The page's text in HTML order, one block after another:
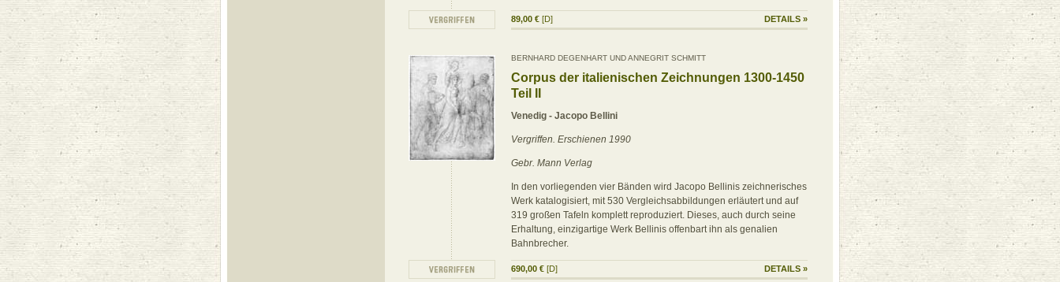
89,00 € [D] DETAILS »
BERNHARD DEGENHART UND ANNEGRIT SCHMITT
Corpus der italienischen Zeichnungen 1300-1450
Teil II
Venedig - Jacopo Bellini
Vergriffen. Erschienen 1990
Gebr. Mann Verlag
In den vorliegenden vier Bänden wird Jacopo Bellinis zeichnerisches
Werk katalogisiert, mit 530 Vergleichsabbildungen erläutert und auf
319 großen Tafeln komplett reproduziert. Dieses, auch durch seine
Erhaltung, einzigartige Werk Bellinis offenbart ihn als genalien
Bahnbrecher.
690,00 € [D] DETAILS »